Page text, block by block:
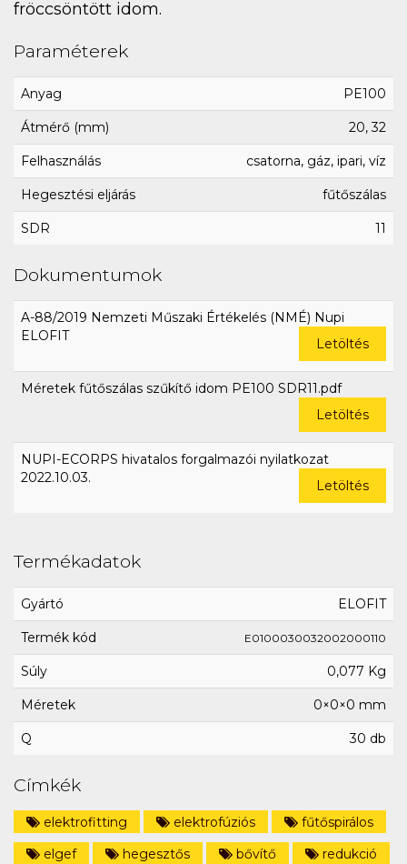
fröccsöntött idom.
Paraméterek
Anyag PE100
Átmérő (mm) 20, 32
Felhasználás csatorna, gáz, ipari, víz
Hegesztési eljárás fűtőszálas
SDR 11
Dokumentumok
A-88/2019 Nemzeti Műszaki Értékelés (NMÉ) Nupi
ELOFIT
Letöltés
Méretek fűtőszálas szűkítő idom PE100 SDR11.pdf
Letöltés
NUPI-ECORPS hivatalos forgalmazói nyilatkozat
2022.10.03.
Letöltés
Termékadatok
Gyártó ELOFIT
Termék kód E0100030032002000110
Súly 0,077 Kg
Méretek 0×0×0 mm
Q 30 db
Címkék
elektrofitting elektrofúziós
fűtőspirálos
elgef
hegesztős bővítő
redukció